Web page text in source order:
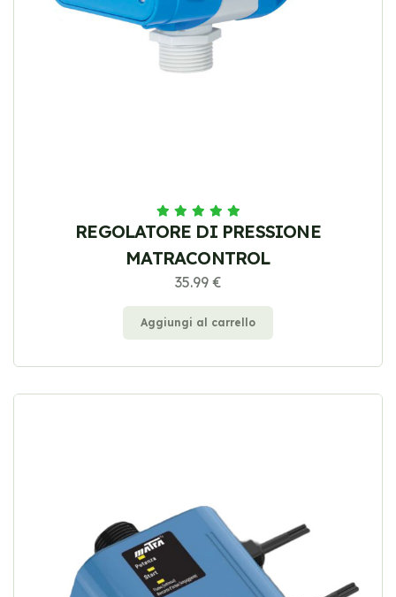
REGOLATORE DI PRESSIONE
MATRACONTROL
35.99 €
Aggiungi al carrello